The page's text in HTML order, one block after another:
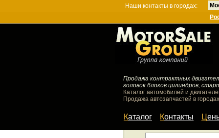
Наши контакты в городах:
Продажа контрактных
головок блоков цилиндров,
Каталог автомобилей и
Продажа автозапчастей в
Каталог Контакты